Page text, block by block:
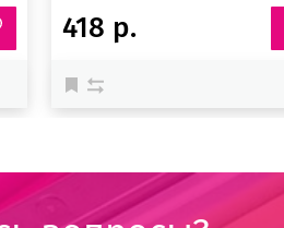
418 р.